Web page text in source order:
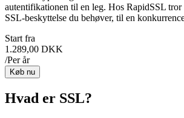
autentifikationen til en leg. Hos RapidSSL tror
SSL-beskyttelse du behøver, til en
Start fra
1.289,00 DKK
/Per år
Køb nu
Hvad er SSL?